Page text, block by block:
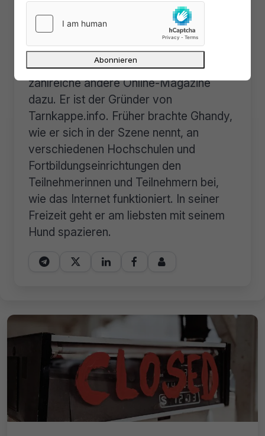
Lars Sobiraj fing im Jahr 2000 an, als
Quereinsteiger für verschiedene
Computerzeitschriften tätig zu sein.
2006 kamen neben gulli.com noch
zahlreiche andere Online-Magazine
dazu. Er ist der Gründer von
Tarnkappe.info. Früher brachte Ghandy,
wie er sich in der Szene nennt, an
verschiedenen Hochschulen und
Fortbildungseinrichtungen den
Teilnehmerinnen und Teilnehmern bei,
wie das Internet funktioniert. In seiner
Freizeit geht er am liebsten mit seinem
Hund spazieren.
    